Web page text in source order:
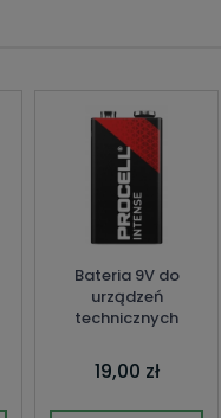
Bateria 9V do
urządzeń
technicznych
19,00 zł